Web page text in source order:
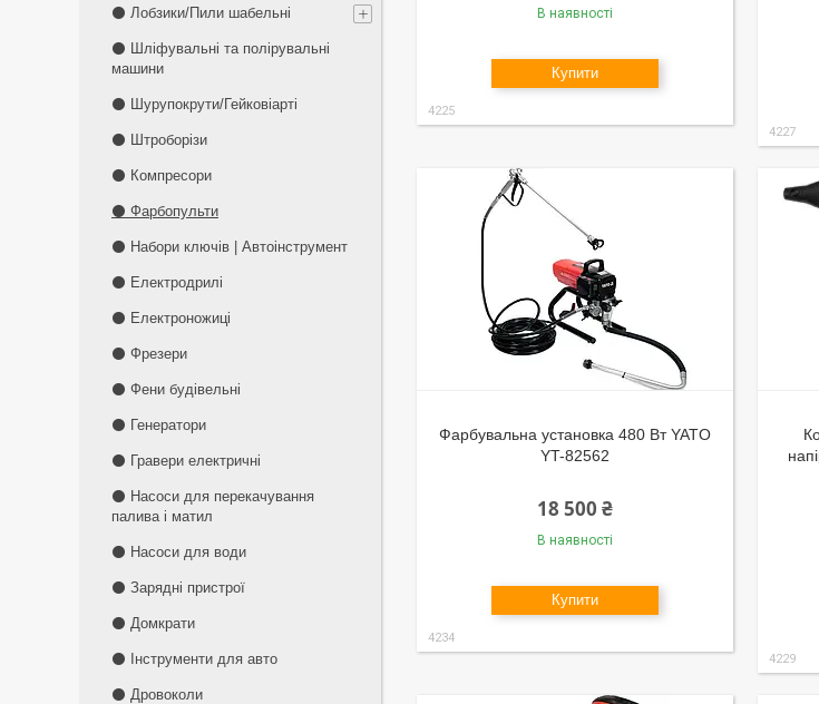
В наявності
Купити
4225
4227
Фарбувальна установка 480 Вт YATO
YT-82562
18 500 ₴
В наявності
Купити
4234
4229
⚫ Лобзики/Пили шабельні
⚫ Шліфувальні та полірувальні
машини
⚫ Шурупокрути/Гейковіарті
⚫ Штроборізи
⚫ Компресори
⚫ Фарбопульти
⚫ Набори ключів | Автоінструмент
⚫ Електродрилі
⚫ Електроножиці
⚫ Фрезери
⚫ Фени будівельні
⚫ Генератори
⚫ Гравери електричні
⚫ Насоси для перекачування
палива і матил
⚫ Насоси для води
⚫ Зарядні пристрої
⚫ Домкрати
⚫ Інструменти для авто
⚫ Дровоколи